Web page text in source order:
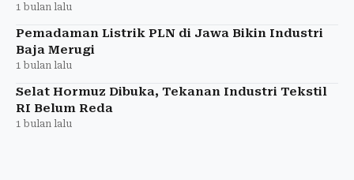
1 bulan lalu
Pemadaman Listrik PLN di Jawa Bikin Industri
Baja Merugi
1 bulan lalu
Selat Hormuz Dibuka, Tekanan Industri Tekstil
RI Belum Reda
1 bulan lalu